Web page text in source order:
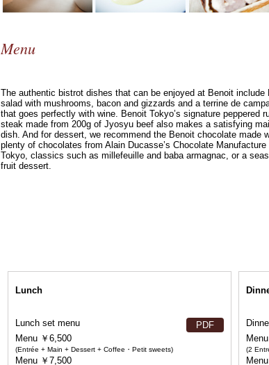
Menu
The authentic bistrot dishes that can be enjoyed at Benoit include
salad with mushrooms, bacon and gizzards and a terrine de
that goes perfectly with wine. Benoit Tokyo’s signature peppered
steak made from 200g of Jyosyu beef also makes a satisfying
dish. And for dessert, we recommend the Benoit chocolate made
plenty of chocolates from Alain Ducasse’s Chocolate Manufacture
Tokyo, classics such as millefeuille and baba armagnac, or a
fruit dessert.
Lunch
PDF
Lunch set menu
Menu ￥6,500
(Entrée + Main + Dessert + Coffee・Petit sweets)
Menu ￥7,500
(2